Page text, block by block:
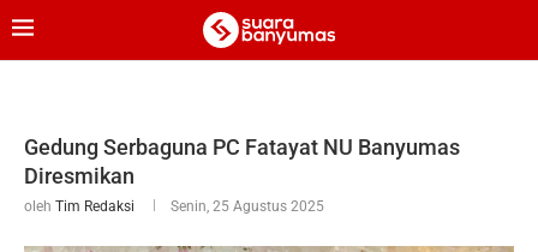
Gedung Serbaguna PC Fatayat NU Banyumas
Diresmikan
oleh Tim Redaksi Senin, 25 Agustus 2025